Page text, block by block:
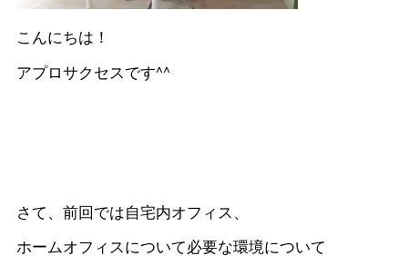
こんにちは！
アプロサクセスです^^
さて、前回では自宅内オフィス、
ホームオフィスについて必要な環境について